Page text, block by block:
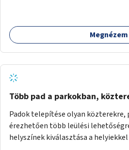
platán fák között. A lakók, boltok
együttműködését kérnénk abban,
addig, amíg komolyabb
nem létesülnek a Mester utcában.
Megnézem
Több pad a parkokban,
Padok telepítése olyan közterekre,
érezhetően több leülési
helyszínek kiválasztása a